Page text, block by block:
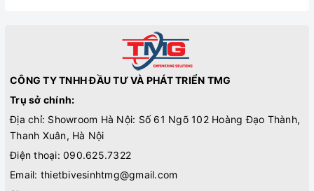
CÔNG TY TNHH ĐẦU TƯ VÀ PHÁT TRIỂN TMG
Trụ sở chính:
Địa chỉ: Showroom Hà Nội: Số 61 Ngõ 102 Hoàng Đạo Thành,
Thanh Xuân, Hà Nội
Điện thoại: 090.625.7322
Email: thietbivesinhtmg@gmail.com